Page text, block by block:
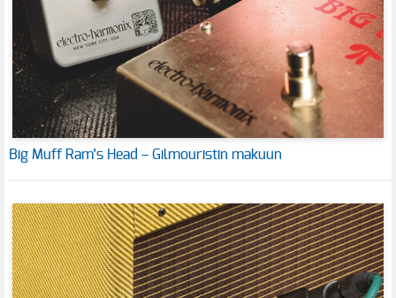
Big Muff Ram’s Head – Gilmouristin makuun